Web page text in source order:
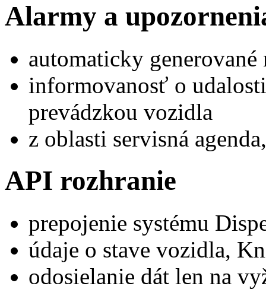
Alarmy a
automaticky
informovanosť o
prevádzkou vozidla
z oblasti servisná
API rozhranie
prepojenie systému
údaje o stave vozidla,
odosielanie dát len na